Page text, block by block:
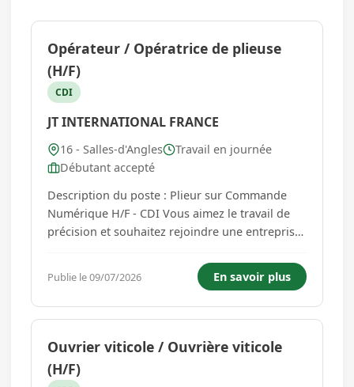
Opérateur / Opératrice de plieuse
(H/F)
CDI
JT INTERNATIONAL FRANCE
16 - Salles-d'Angles
Travail en journée
Débutant accepté
Description du poste : Plieur sur Commande
Numérique H/F - CDI Vous aimez le travail de
précision et souhaitez rejoindre une entreprise
recrute, pour le compte de son client, un(e)
Plieur(se) sur Commande Numérique en CDI.
Vos missions***Lire et ...
Publie le 09/07/2026 En savoir plus
Ouvrier viticole / Ouvrière viticole
(H/F)